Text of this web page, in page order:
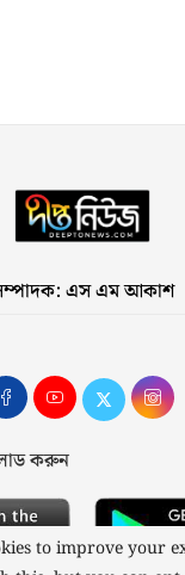
এস এম আকাশ
করুন
to improve your